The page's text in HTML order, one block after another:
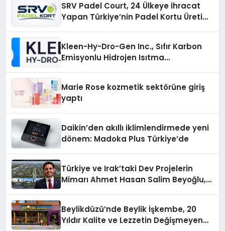
SRV Padel Court, 24 Ülkeye İhracat
Yapan Türkiye’nin Padel Kortu Üretim
Kleen-Hy-Dro-Gen Inc., Sıfır Karbon
Emisyonlu Hidrojen Isıtma
Marie Rose kozmetik sektörüne giriş
yaptı
Daikin’den akıllı iklimlendirmede yeni
dönem: Madoka Plus Türkiye’de
Türkiye ve Irak’taki Dev Projelerin
Mimarı Ahmet Hasan Salim Beyoğlu,
Hayata Geçirecek
Beylikdüzü’nde Beylik İşkembe, 20
Yıldır Kalite ve Lezzetin Değişmeyen